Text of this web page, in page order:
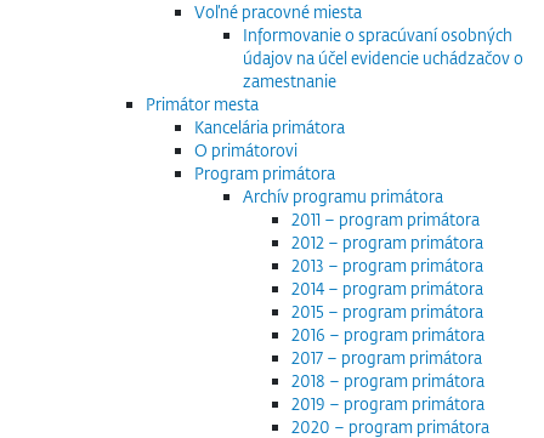
Voľné pracovné miesta
Informovanie o spracúvaní osobných
údajov na účel evidencie uchádzačov o
zamestnanie
Primátor mesta
Kancelária primátora
O primátorovi
Program primátora
Archív programu primátora
2011 – program primátora
2012 – program primátora
2013 – program primátora
2014 – program primátora
2015 – program primátora
2016 – program primátora
2017 – program primátora
2018 – program primátora
2019 – program primátora
2020 – program primátora